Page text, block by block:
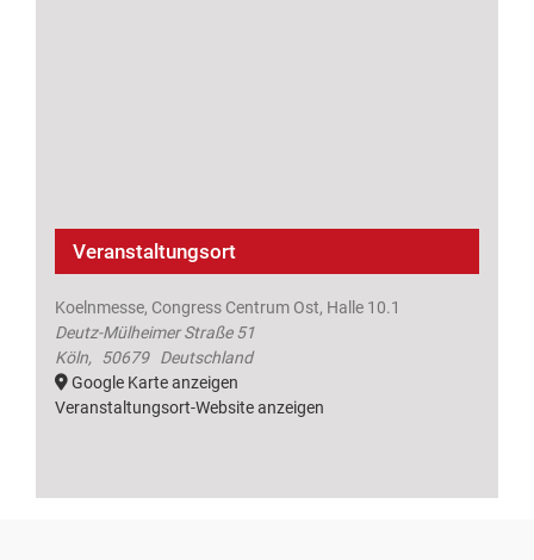
Veranstaltungsort
Koelnmesse, Congress Centrum Ost, Halle 10.1
Deutz-Mülheimer Straße 51
Köln, 50679
Deutschland
Google Karte anzeigen
Veranstaltungsort-Website anzeigen